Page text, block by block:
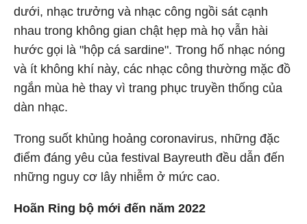
dưới, nhạc trưởng và nhạc công ngồi sát cạnh
nhau trong không gian chật hẹp mà họ vẫn hài
hước gọi là "hộp cá sardine". Trong hố nhạc nóng
và ít không khí này, các nhạc công thường mặc đồ
ngắn mùa hè thay vì trang phục truyền thống của
dàn nhạc.
Trong suốt khủng hoảng coronavirus, những đặc
điểm đáng yêu của festival Bayreuth đều dẫn đến
những nguy cơ lây nhiễm ở mức cao.
Hoãn Ring bộ mới đến năm 2022